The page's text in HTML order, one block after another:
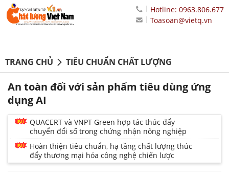
Hotline: 0963.806.677
Toasoan@vietq.vn
TRANG CHỦ TIÊU CHUẨN CHẤT LƯỢNG
An toàn đối với sản phẩm tiêu dùng ứng
dụng AI
QUACERT và VNPT Green hợp tác thúc đẩy
chuyển đổi số trong chứng nhận nông nghiệp
Hoàn thiện tiêu chuẩn, hạ tầng chất lượng thúc
đẩy thương mại hóa công nghệ chiến lược